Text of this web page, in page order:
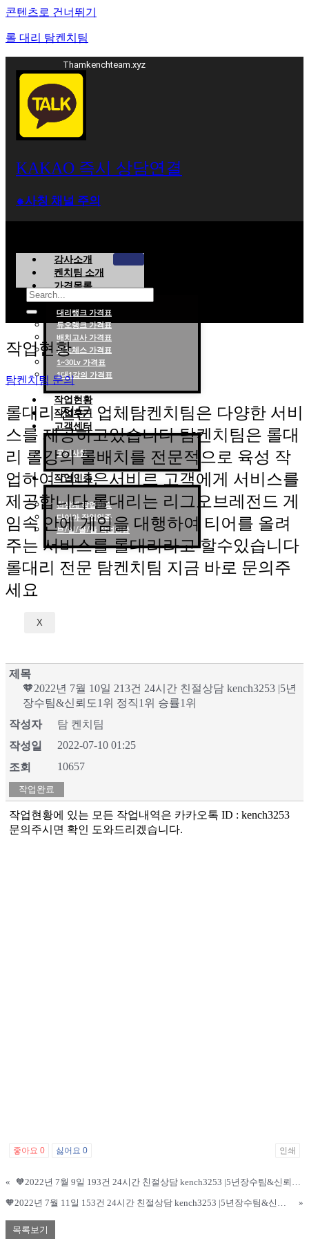
콘텐츠로 건너뛰기
롤 대리 탐켄치팀
Thamkenchteam.xyz
KAKAO 즉시 상담연결
⁕사칭 채널 주의
강사소개
켄치팀 소개
가격목록
대리랭크 가격표
듀오랭크 가격표
배치고사 가격표
롤토체스 가격표
1~30Lv 가격표
1대1강의 가격표
작업현황
작업후기
고객센터
공지사항
작업인증
천상계 작업인증
다이아 작업인증
브/실/골/플 작업인증
X
작업현황
탐켄치팀 문의
롤대리 전문 업체탐켄치팀은 다양한 서비
스를 제공하고있습니다 탐켄치팀은 롤대
리 롤강의 롤배치를 전문적으로 육성 작
업하여 더나은서비르 고객에게 서비스를
제공합니다 롤대리는 리그오브레전드 게
임속 안에 게임을 대행하여 티어를 올려
주는 서비스를 롤대리라고 할수있습니다
롤대리 전문 탐켄치팀 지금 바로 문의주
세요
제목
🧡2022년 7월 10일 213건 24시간 친절상담 kench3253 |5년
장수팀&신뢰도1위 정직1위 승률1위
작성자
탐 켄치팀
작성일
2022-07-10 01:25
조회
10657
작업완료
작업현황에 있는 모든 작업내역은 카카오톡 ID : kench3253
문의주시면 확인 도와드리겠습니다.
좋아요 0 싫어요 0 인쇄
«
🧡2022년 7월 9일 193건 24시간 친절상담 kench3253 |5년장수팀&신뢰도1위 정직1위 승률1위
🧡2022년 7월 11일 153건 24시간 친절상담 kench3253 |5년장수팀&신뢰도1위 정직1위 승률1위
»
목록보기